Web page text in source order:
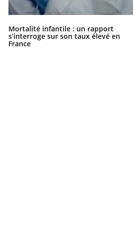
Mortalité infantile : un rapport
s’interroge sur son taux élevé en
France